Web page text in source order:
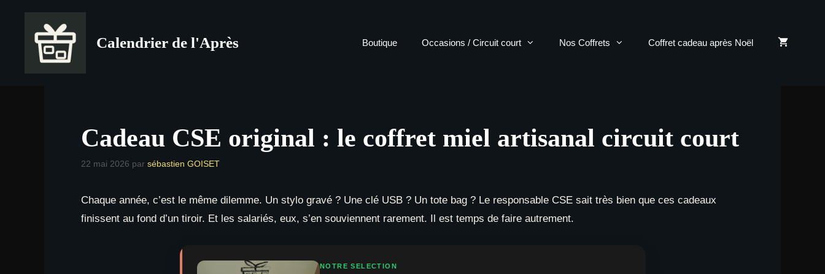
contenu
Calendrier de l'Après Boutique Occasions / Circuit court Nos Coffrets Coffret cadeau après Noël
Cadeau CSE original : le coffret miel artisanal circuit court
22 mai 2026 par sébastien GOISET
Chaque année, c’est le même dilemme. Un stylo gravé ? Une clé USB ? Un tote bag ? Le responsable CSE sait très bien que ces cadeaux
finissent au fond d’un tiroir. Et les salariés, eux, s’en souviennent rarement. Il est temps de faire autrement.
NOTRE SELECTION